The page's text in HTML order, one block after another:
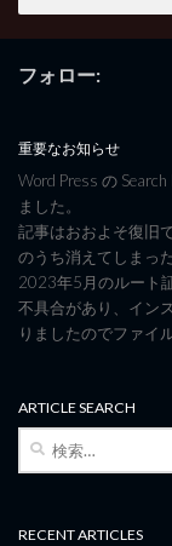
フォロー:
重要なお知らせ
Word Press の
ました。
記事はおおよそ復旧
のうち消えてしまっ
2023年5月のルート
不具合があり、イン
りましたのでファイ
ARTICLE SEARCH
RECENT ARTICLES